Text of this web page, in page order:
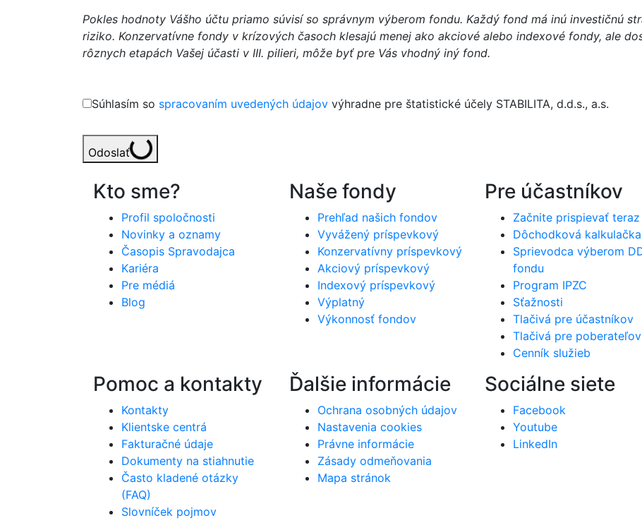
Pokles hodnoty Vášho účtu priamo súvisí so správnym výberom fondu. Každý fond má inú investičnú
riziko. Konzervatívne fondy v krízových časoch klesajú menej ako akciové alebo indexové fondy, ale
rôznych etapách Vašej účasti v III. pilieri, môže byť pre Vás vhodný iný fond.
Súhlasím so spracovaním uvedených údajov výhradne pre štatistické účely STABILITA, d.d.s., a.s.
Odoslať Loading...
Kto sme?
Profil spoločnosti
Novinky a oznamy
Časopis Spravodajca
Kariéra
Pre médiá
Blog
Naše fondy
Prehľad našich fondov
Vyvážený príspevkový
Konzervatívny príspevkový
Akciový príspevkový
Indexový príspevkový
Výplatný
Výkonnosť fondov
Pre účastníkov
Začnite prispievať teraz
Dôchodková kalkulačka
Sprievodca výberom
fondu
Program IPZC
Sťažnosti
Tlačivá pre účastníkov
Tlačivá pre poberateľov
Cenník služieb
Pomoc a kontakty
Kontakty
Klientske centrá
Fakturačné údaje
Dokumenty na stiahnutie
Často kladené otázky
(FAQ)
Slovníček pojmov
Ďalšie informácie
Ochrana osobných údajov
Nastavenia cookies
Právne informácie
Zásady odmeňovania
Mapa stránok
Sociálne siete
Facebook
Youtube
LinkedIn